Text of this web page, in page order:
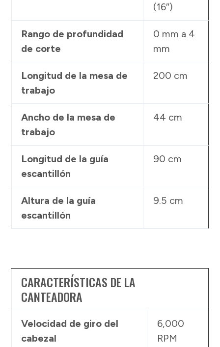
(16″)
Rango de profundidad
de corte
0 mm a 4
mm
Longitud de la mesa de
trabajo
200 cm
Ancho de la mesa de
trabajo
44 cm
Longitud de la guía
escantillón
90 cm
Altura de la guía
escantillón
9.5 cm
CARACTERÍSTICAS DE LA
CANTEADORA
Velocidad de giro del
cabezal
6,000
RPM